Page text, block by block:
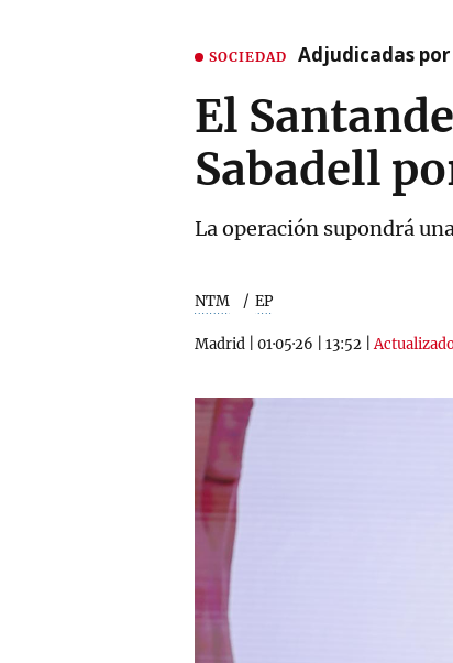
SOCIEDAD Adjudicadas
El
Sabadell
La operación supondrá
NTM EP
Madrid 01·05·26 13:52 |